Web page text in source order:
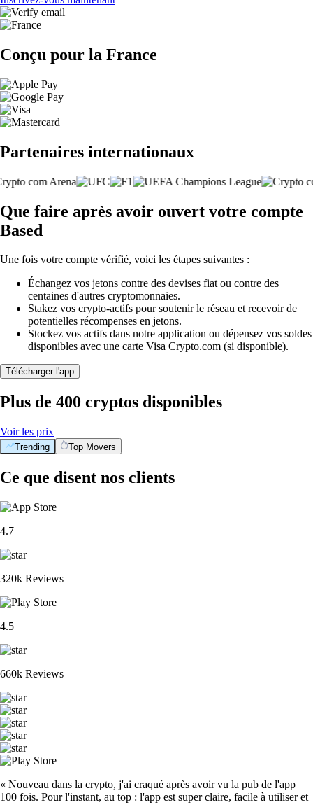
Conçu pour la France
Partenaires internationaux
Que faire après avoir ouvert votre compte
Based
Une fois votre compte vérifié, voici les étapes suivantes :
Échangez vos jetons contre des devises fiat ou contre des
centaines d'autres cryptomonnaies.
Stakez vos crypto-actifs pour soutenir le réseau et recevoir de
potentielles récompenses en jetons.
Stockez vos actifs dans notre application ou dépensez vos soldes
disponibles avec une carte Visa Crypto.com (si disponible).
Télécharger l'app
Plus de 400 cryptos disponibles
Voir les prix
Trending Top Movers
Ce que disent nos clients
4.7
320k Reviews
4.5
660k Reviews
« Nouveau dans la crypto, j'ai craqué après avoir vu la pub de l'app
100 fois. Pour l'instant, au top : l'app est super claire, facile à utiliser et